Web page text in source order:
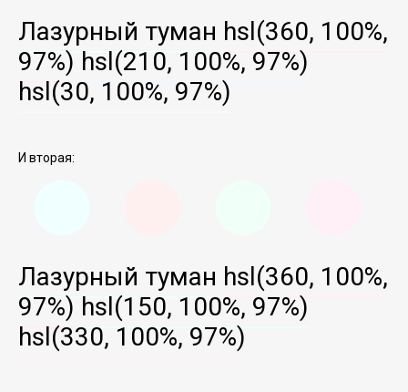
Лазурный туман hsl(360, 100%,
97%) hsl(210, 100%, 97%)
hsl(30, 100%, 97%)
И вторая:
Лазурный туман hsl(360, 100%,
97%) hsl(150, 100%, 97%)
hsl(330, 100%, 97%)